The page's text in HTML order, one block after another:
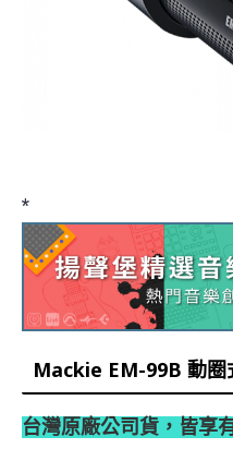
*
Mackie EM-99B 動圈
台灣原廠公司貨，皆享